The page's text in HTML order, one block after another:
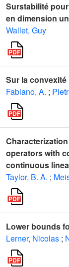
Surstabilité
en dimension un
Wallet, Guy
Sur la
Fabiano, A. ;
operators with
continuous
Taylor, B. A. ;
Lower bounds
Lerner, Nicolas ;